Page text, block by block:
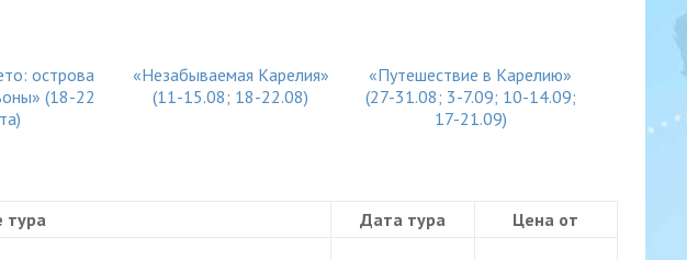
острова
(18-22
«Незабываемая Карелия»
(11-15.08; 18-22.08)
«Путешествие в Карелию»
(27-31.08; 3-7.09; 10-14.09;
17-21.09)
тура Дата тура Цена от